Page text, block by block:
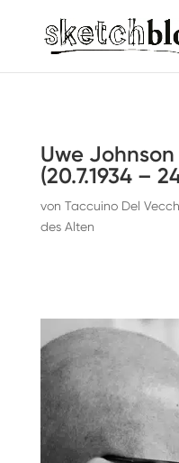
Uwe
(20.7.1934 –
von Taccuino Del
des Alten